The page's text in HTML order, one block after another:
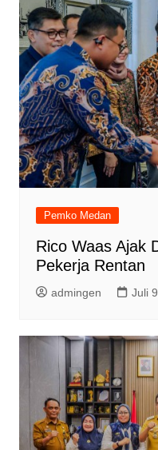
Pemko Medan
Rico Waas Ajak
Pekerja Rentan
admingen Juli